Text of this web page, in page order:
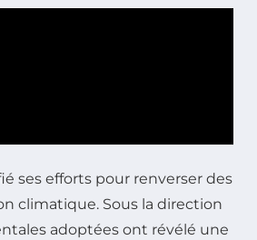
ses efforts pour renverser des
climatique. Sous la direction
adoptées ont révélé une